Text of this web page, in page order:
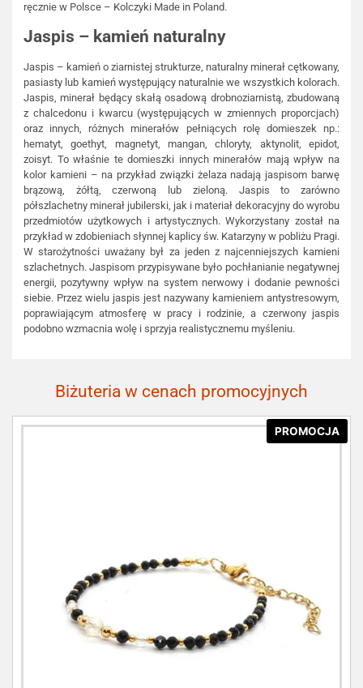
ręcznie w Polsce – Kolczyki Made in Poland.
Jaspis – kamień naturalny
Jaspis – kamień o ziarnistej strukturze, naturalny minerał cętkowany,
pasiasty lub kamień występujący naturalnie we wszystkich kolorach.
Jaspis, minerał będący skałą osadową drobnoziarnistą, zbudowaną
z chalcedonu i kwarcu (występujących w zmiennych proporcjach)
oraz innych, różnych minerałów pełniących rolę domieszek np.:
hematyt, goethyt, magnetyt, mangan, chloryty, aktynolit, epidot,
zoisyt. To właśnie te domieszki innych minerałów mają wpływ na
kolor kamieni – na przykład związki żelaza nadają jaspisom barwę
brązową, żółtą, czerwoną lub zieloną. Jaspis to zarówno
półszlachetny minerał jubilerski, jak i materiał dekoracyjny do wyrobu
przedmiotów użytkowych i artystycznych. Wykorzystany został na
przykład w zdobieniach słynnej kaplicy św. Katarzyny w pobliżu Pragi.
W starożytności uważany był za jeden z najcenniejszych kamieni
szlachetnych. Jaspisom przypisywane było pochłanianie negatywnej
energii, pozytywny wpływ na system nerwowy i dodanie pewności
siebie. Przez wielu jaspis jest nazywany kamieniem antystresowym,
poprawiającym atmosferę w pracy i rodzinie, a czerwony jaspis
podobno wzmacnia wolę i sprzyja realistycznemu myśleniu.
Biżuteria w cenach promocyjnych
PROMOCJA